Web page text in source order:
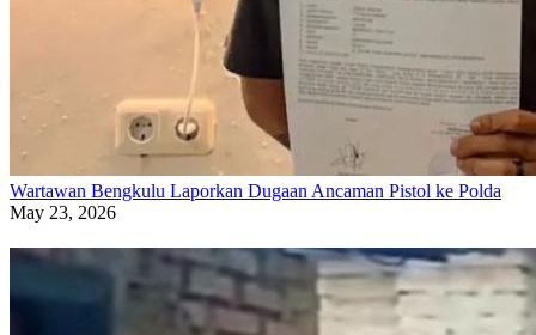
Wartawan Bengkulu Laporkan Dugaan Ancaman Pistol ke Polda
May 23, 2026